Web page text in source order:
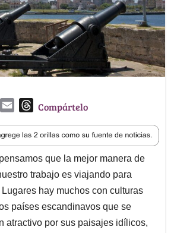
a
i
l
T
r
e
a
d
s
Compártelo
que la mejor manera de
trabajo es viajando para
hay muchos con culturas
países escandinavos que se
atractivo por sus paisajes idílicos,